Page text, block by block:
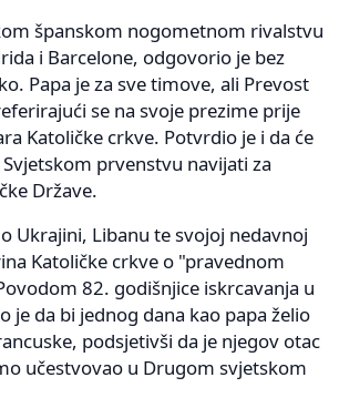
španskom nogometnom rivalstvu
i Barcelone, odgovorio je bez
Papa je za sve timove, ali Prevost
se na svoje prezime prije
Katoličke crkve. Potvrdio je i da će
prvenstvu navijati za
Države.
Ukrajini, Libanu te svojoj nedavnoj
Katoličke crkve o "pravednom
82. godišnjice iskrcavanja u
je da bi jednog dana kao papa želio
podsjetivši da je njegov otac
učestvovao u Drugom svjetskom